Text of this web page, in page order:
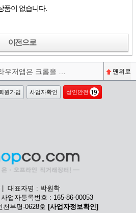
품이 없습니다.
이전으로
맨위로
원가입 사업자확인 성인안전
| 대표자명 : 박원학
업자등록번호 : 165-86-00053
천부평-0628호 [사업자정보확인]